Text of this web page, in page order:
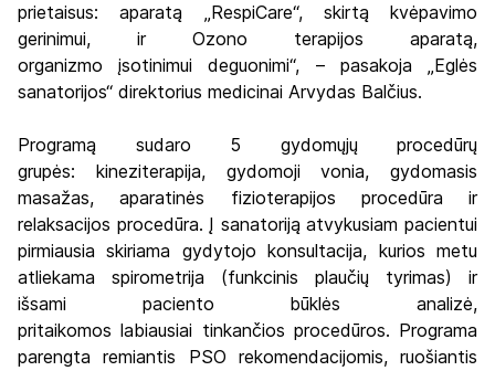
prietaisus: aparatą „RespiCare“, skirtą kvėpavimo
gerinimui, ir Ozono terapijos aparatą,
organizmo įsotinimui deguonimi“, – pasakoja „Eglės
sanatorijos“ direktorius medicinai Arvydas Balčius.
Programą sudaro 5 gydomųjų procedūrų
grupės: kineziterapija, gydomoji vonia, gydomasis
masažas, aparatinės fizioterapijos procedūra ir
relaksacijos procedūra. Į sanatoriją atvykusiam pacientui
pirmiausia skiriama gydytojo konsultacija, kurios metu
atliekama spirometrija (funkcinis plaučių tyrimas) ir
išsami paciento būklės analizė,
pritaikomos labiausiai tinkančios procedūros. Programa
parengta remiantis PSO rekomendacijomis, ruošiantis